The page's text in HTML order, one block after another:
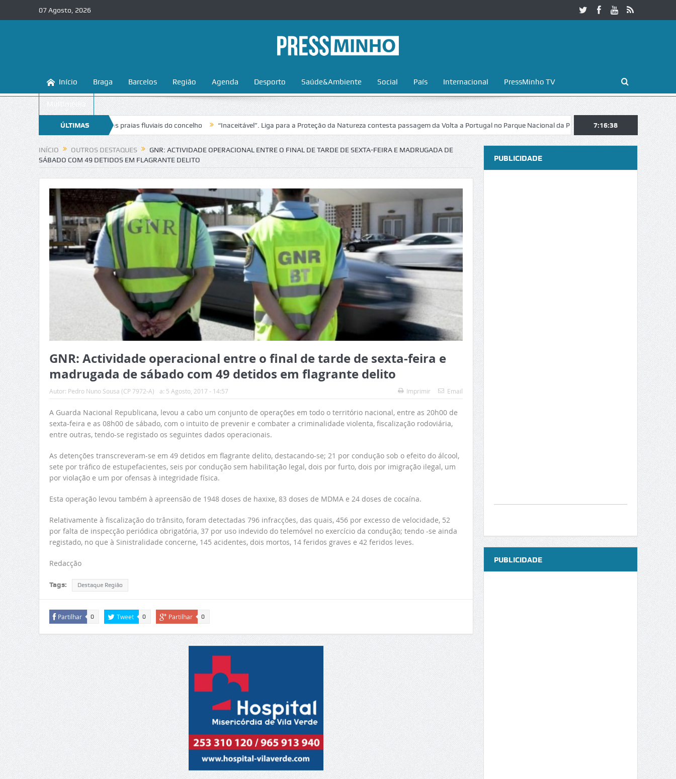
07 Agosto, 2026
Início Braga Barcelos Região Agenda Desporto Saúde&Ambiente Social País Internacional PressMinho TV
Multimédia
ÚLTIMAS
NOTÍCIAS
a conhecer e proteger as praias fluviais do concelho “Inaceitável”. Liga para a Proteção da Natureza contesta passagem da Volta a Portugal no Parque Nacional da Peneda-Gerês Esposende. Galaicofolia
7:16:39
INÍCIO OUTROS DESTAQUES
GNR: ACTIVIDADE OPERACIONAL ENTRE O FINAL DE TARDE DE SEXTA-FEIRA E MADRUGADA DE
SÁBADO COM 49 DETIDOS EM FLAGRANTE DELITO
GNR: Actividade operacional entre o final de tarde de sexta-feira e
madrugada de sábado com 49 detidos em flagrante delito
Autor: Pedro Nuno Sousa (CP 7972-A) a: 5 Agosto, 2017 - 14:57 Imprimir Email
A Guarda Nacional Republicana, levou a cabo um conjunto de operações em todo o território nacional, entre as 20h00 de
sexta-feira e as 08h00 de sábado, com o intuito de prevenir e combater a criminalidade violenta, fiscalização rodoviária,
entre outras, tendo-se registado os seguintes dados operacionais.
As detenções transcreveram-se em 49 detidos em flagrante delito, destacando-se; 21 por condução sob o efeito do álcool,
sete por tráfico de estupefacientes, seis por condução sem habilitação legal, dois por furto, dois por imigração ilegal, um
por violação e um por ofensas à integridade física.
Esta operação levou também à apreensão de 1948 doses de haxixe, 83 doses de MDMA e 24 doses de cocaína.
Relativamente à fiscalização do trânsito, foram detectadas 796 infracções, das quais, 456 por excesso de velocidade, 52
por falta de inspecção periódica obrigatória, 37 por uso indevido do telemóvel no exercício da condução; tendo -se ainda
registado, no que à Sinistralidade concerne, 145 acidentes, dois mortos, 14 feridos graves e 42 feridos leves.
Redacção
Tags: Destaque Região
Partilhar 0 Tweet 0 Partilhar 0
PUBLICIDADE
PUBLICIDADE